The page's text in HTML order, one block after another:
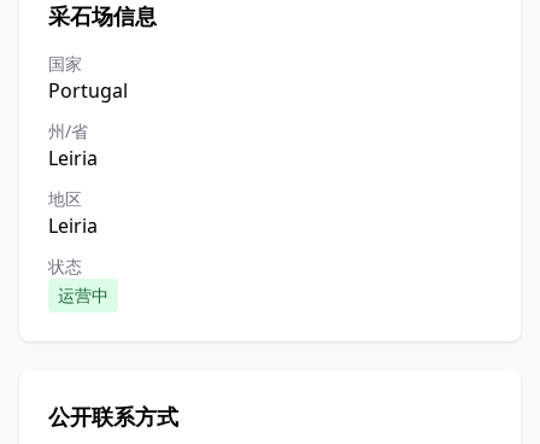
采石场信息
国家
Portugal
州/省
Leiria
地区
Leiria
状态
运营中
公开联系方式